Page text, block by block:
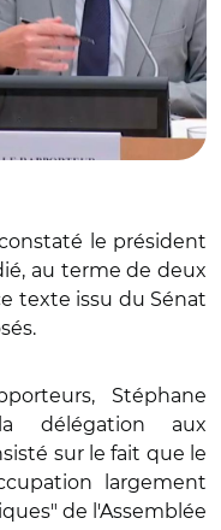
le président
au terme de deux
texte issu du Sénat
Stéphane
délégation aux
sur le fait que le
largement
de l'Assemblée